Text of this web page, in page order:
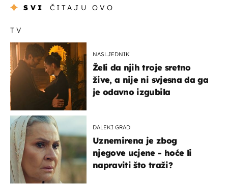
SVI ČITAJU OVO
TV
NASLJEDNIK
Želi da njih troje sretno
žive, a nije ni svjesna da ga
je odavno izgubila
DALEKI GRAD
Uznemirena je zbog
njegove ucjene - hoće li
napraviti što traži?